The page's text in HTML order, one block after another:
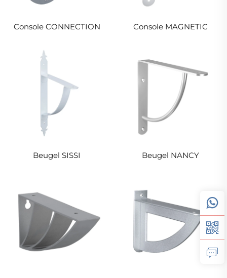
Console CONNECTION Console MAGNETIC
Beugel SISSI Beugel NANCY